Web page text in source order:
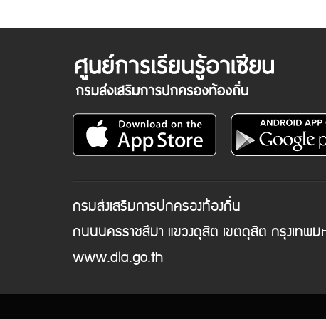
กรมส่งเสริมการปกครองท้องถิ่น
ถนนนครราชสีมา แขวงดุสิต เขตดุสิต กรุงเทพ
www.dla.go.th